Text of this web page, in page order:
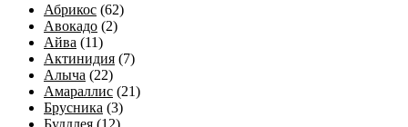
Абрикос (62)
Авокадо (2)
Айва (11)
Актинидия (7)
Алыча (22)
Амараллис (21)
Брусника (3)
Буддлея (12)